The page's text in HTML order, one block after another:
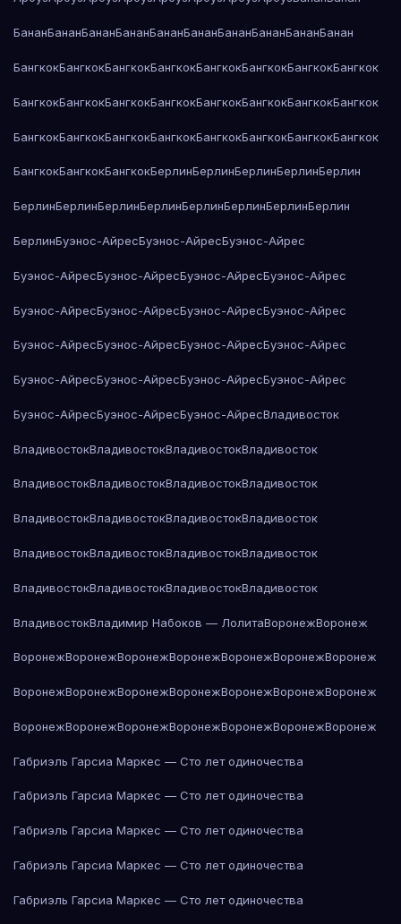
БананБананБананБананБананБананБананБананБананБанан
БангкокБангкокБангкокБангкокБангкокБангкокБангкокБангкок
БангкокБангкокБангкокБангкокБангкокБангкокБангкокБангкок
БангкокБангкокБангкокБангкокБангкокБангкокБангкокБангкок
БангкокБангкокБангкокБерлинБерлинБерлинБерлинБерлин
БерлинБерлинБерлинБерлинБерлинБерлинБерлинБерлин
БерлинБуэнос-АйресБуэнос-АйресБуэнос-Айрес
Буэнос-АйресБуэнос-АйресБуэнос-АйресБуэнос-Айрес
Буэнос-АйресБуэнос-АйресБуэнос-АйресБуэнос-Айрес
Буэнос-АйресБуэнос-АйресБуэнос-АйресБуэнос-Айрес
Буэнос-АйресБуэнос-АйресБуэнос-АйресБуэнос-Айрес
Буэнос-АйресБуэнос-АйресБуэнос-АйресВладивосток
ВладивостокВладивостокВладивостокВладивосток
ВладивостокВладивостокВладивостокВладивосток
ВладивостокВладивостокВладивостокВладивосток
ВладивостокВладивостокВладивостокВладивосток
ВладивостокВладивостокВладивостокВладивосток
ВладивостокВладимир Набоков — ЛолитаВоронежВоронеж
ВоронежВоронежВоронежВоронежВоронежВоронежВоронеж
ВоронежВоронежВоронежВоронежВоронежВоронежВоронеж
ВоронежВоронежВоронежВоронежВоронежВоронежВоронеж
Габриэль Гарсиа Маркес — Сто лет одиночества
Габриэль Гарсиа Маркес — Сто лет одиночества
Габриэль Гарсиа Маркес — Сто лет одиночества
Габриэль Гарсиа Маркес — Сто лет одиночества
Габриэль Гарсиа Маркес — Сто лет одиночества